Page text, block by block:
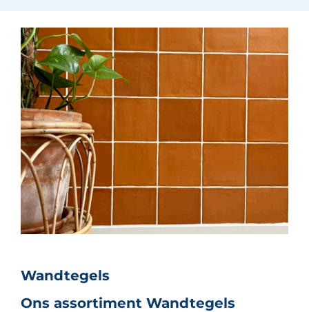
Wandtegels
Ons assortiment Wandtegels